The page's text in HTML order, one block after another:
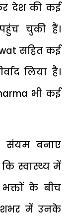
देश की कई
चुकी हैं।
सहित कई
लिया है।
भी कई
संयम बनाए
स्वास्थ्य में
भक्तों के बीच
में उनके